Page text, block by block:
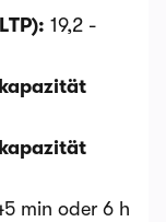
19,2 -
min oder 6 h